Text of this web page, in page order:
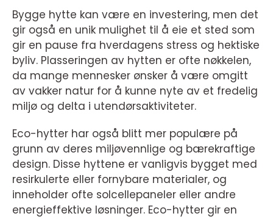
Bygge hytte kan være en investering, men det
gir også en unik mulighet til å eie et sted som
gir en pause fra hverdagens stress og hektiske
byliv. Plasseringen av hytten er ofte nøkkelen,
da mange mennesker ønsker å være omgitt
av vakker natur for å kunne nyte av et fredelig
miljø og delta i utendørsaktiviteter.
Eco-hytter har også blitt mer populære på
grunn av deres miljøvennlige og bærekraftige
design. Disse hyttene er vanligvis bygget med
resirkulerte eller fornybare materialer, og
inneholder ofte solcellepaneler eller andre
energieffektive løsninger. Eco-hytter gir en